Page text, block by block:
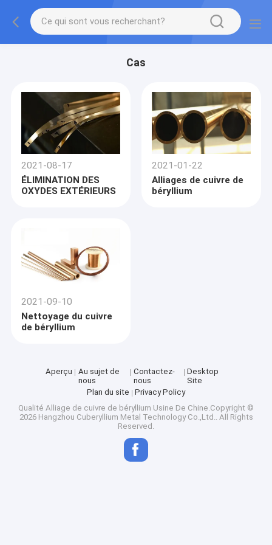
Cas
2021-08-17
ÉLIMINATION DES
OXYDES EXTÉRIEURS
2021-01-22
Alliages de cuivre de
béryllium
2021-09-10
Nettoyage du cuivre
de béryllium
Aperçu
Au sujet de
nous
Contactez-
nous
Desktop
Site
Plan du site
Privacy Policy
Qualité Alliage de cuivre de béryllium Usine De Chine.Copyright ©
2026 Hangzhou Cuberyllium Metal Technology Co.,Ltd.. All Rights
Reserved.